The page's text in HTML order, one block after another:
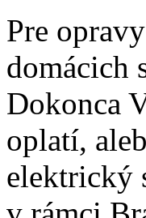
Pre
domácich
Dokonca
oplatí,
elektrický